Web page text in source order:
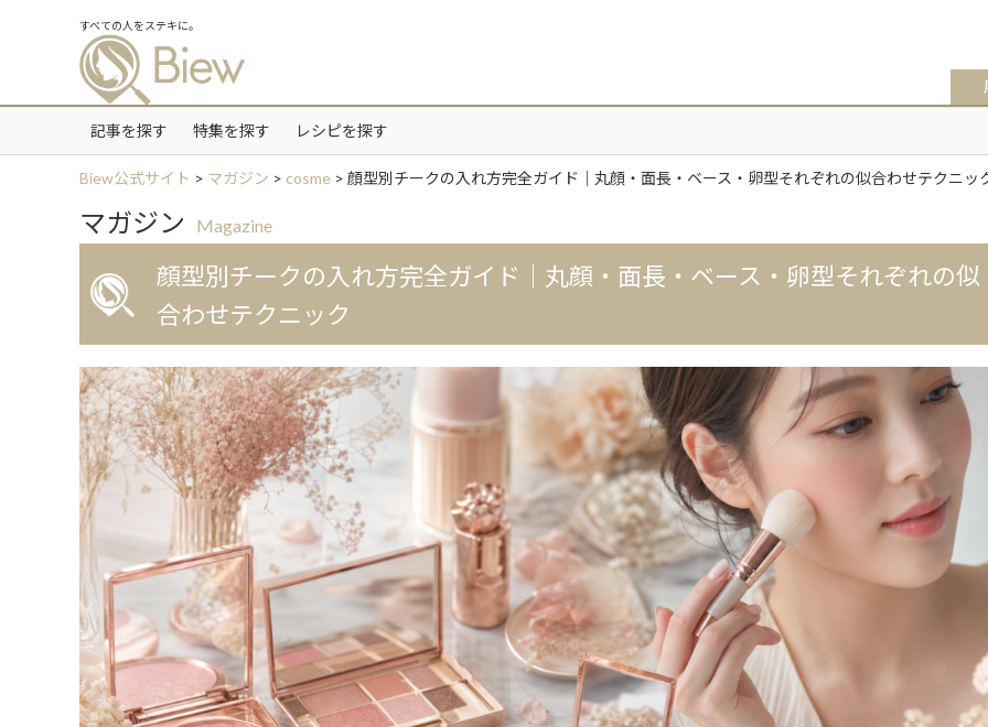
すべての人をステキに。
記事を探す 特集を探す レシピを探す
Biew公式サイト > マガジン > cosme > 顔型別チークの入れ方完全ガイド｜丸顔・面長・ベース・卵型それぞれの似合わせテクニッ
マガジン Magazine
顔型別チークの入れ方完全ガイド｜丸顔・面長・ベース・卵型それぞれの似
合わせテクニック